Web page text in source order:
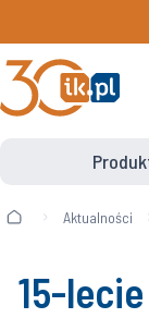
Aktualności
15-